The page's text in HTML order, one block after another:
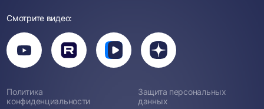
Смотрите видео:
Вы
перейдете
на
канал
Вы
перейдете
Вы
перейдете
Вы
перейдете
Дзен
Политика
конфиденциальности
Защита персональных
данных